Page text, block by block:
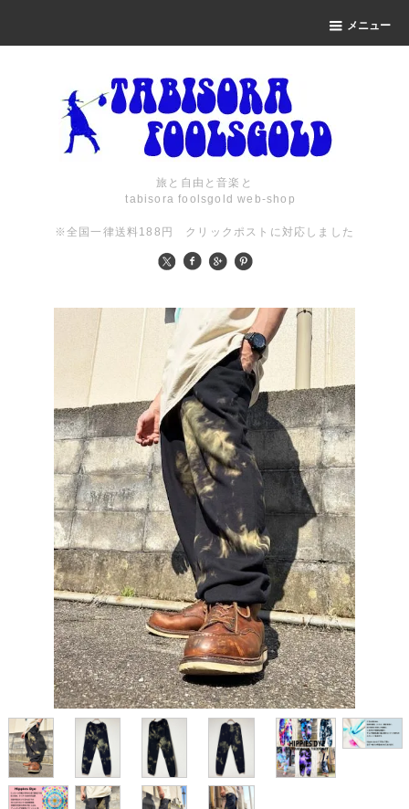
メニュー
旅と自由と音楽と
tabisora foolsgold web-shop
※全国一律送料188円 クリックポストに対応しました